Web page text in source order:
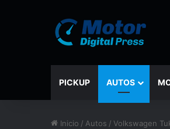
PICKUP AUTOS
Inicio / Autos / Volkswagen